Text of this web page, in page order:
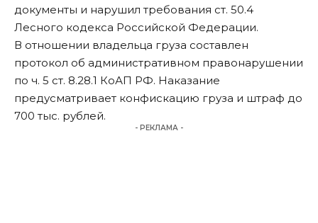
документы и нарушил требования ст. 50.4
Лесного кодекса Российской Федерации.
В отношении владельца груза составлен
протокол об административном правонарушении
по ч. 5 ст. 8.28.1 КоАП РФ. Наказание
предусматривает конфискацию груза и штраф до
700 тыс. рублей.
- РЕКЛАМА -